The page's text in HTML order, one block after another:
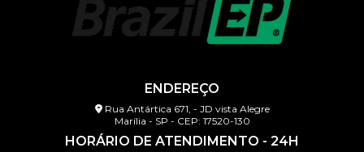
ENDEREÇO
Rua Antártica 671, - JD vista Alegre
Marília - SP - CEP: 17520-130
HORÁRIO DE ATENDIMENTO - 24H